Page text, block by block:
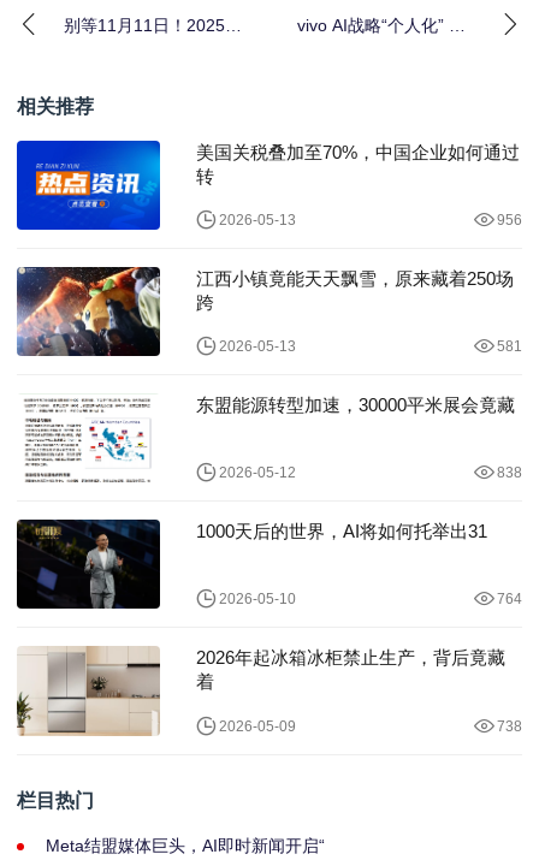
别等11月11日！2025双
vivo AI战略“个人化” 原
相关推荐
美国关税叠加至70%，中国企业如何通过
转
2026-05-13 956
江西小镇竟能天天飘雪，原来藏着250场
跨
2026-05-13 581
东盟能源转型加速，30000平米展会竟藏
2026-05-12 838
1000天后的世界，AI将如何托举出31
2026-05-10 764
2026年起冰箱冰柜禁止生产，背后竟藏
着
2026-05-09 738
栏目热门
Meta结盟媒体巨头，AI即时新闻开启“